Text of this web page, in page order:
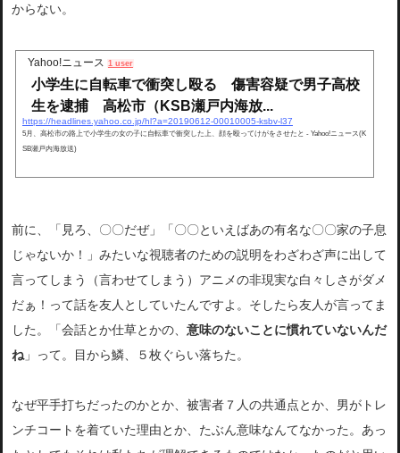
からない。
Yahoo!ニュース 1 user
小学生に自転車で衝突し殴る 傷害容疑で男子高校
生を逮捕 高松市（KSB瀬戸内海放...
https://headlines.yahoo.co.jp/hl?a=20190612-00010005-ksbv-l37
5月、高松市の路上で小学生の女の子に自転車で衝突した上、顔を殴ってけがをさせたと - Yahoo!ニュース(K
SB瀬戸内海放送)
前に、「見ろ、〇〇だぜ」「〇〇といえばあの有名な〇〇家の子息
じゃないか！」みたいな視聴者のための説明をわざわざ声に出して
言ってしまう（言わせてしまう）アニメの非現実な白々しさがダメ
だぁ！って話を友人としていたんですよ。そしたら友人が言ってま
した。「会話とか仕草とかの、 意味のないことに慣れていないんだ
ね 」って。目から鱗、５枚ぐらい落ちた。
なぜ平手打ちだったのかとか、被害者７人の共通点とか、男がトレ
ンチコートを着ていた理由とか、たぶん意味なんてなかった。あっ